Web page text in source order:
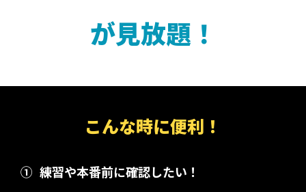
が見放題！
こんな時に便利！
① 練習や本番前に確認したい！